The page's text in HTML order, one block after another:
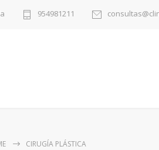
954981211
CIRUGÍA PLÁSTICA